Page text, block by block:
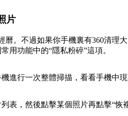
片
。不過如果你手機裏有360清理
用功能中的“隱私粉碎”這項。
進行一次整體掃描，看看手機中
表，然後點擊某個照片再點擊“